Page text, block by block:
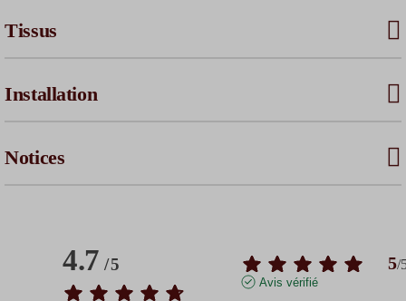
Tissus
Installation
Notices
4.7/5 5/
Avis vérifié